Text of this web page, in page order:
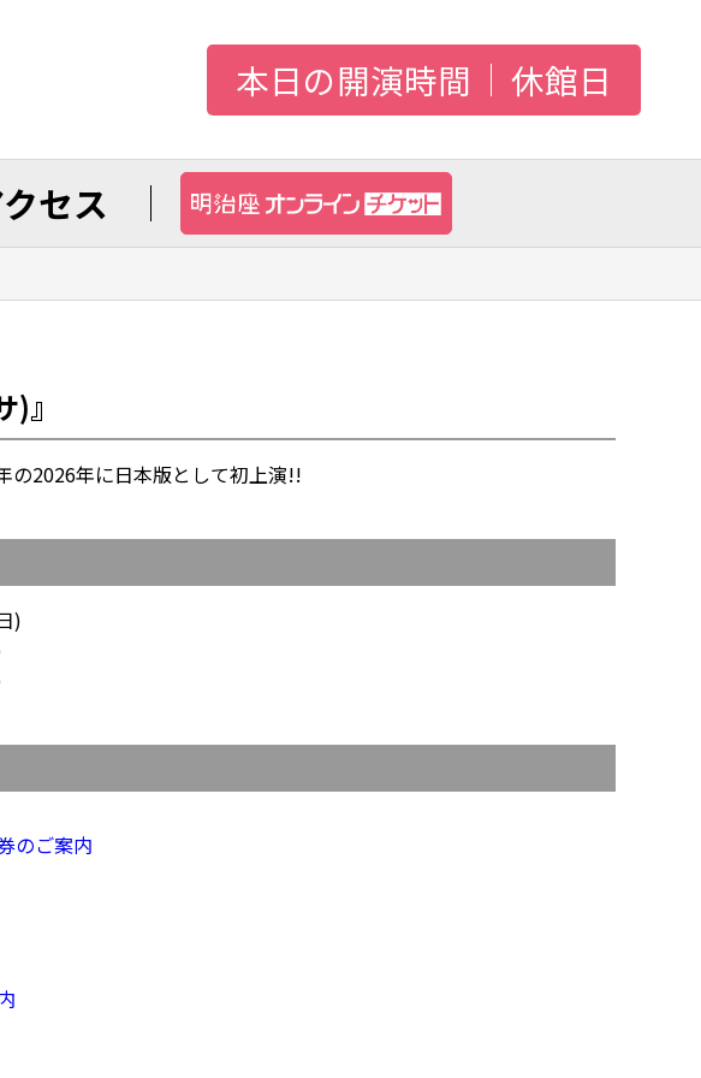
本日の開演時間 休館日
セス
』
の2026年に日本版として初上演!!
)
のご案内